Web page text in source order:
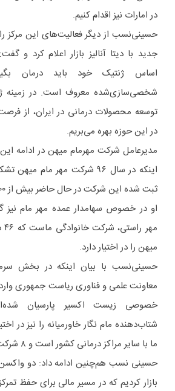
در امارات نیز اقدام کنیم.
حسینی‌نسب از دیگر فعالیت‌های این مرکز
جدید با دیتا آنالیز بازار اعلام کرد و
اساس ژنتیک خود باید درمان
شخصی‌سازی‌شده معروف است. در زمینه
توسعه محصولات درمانی در ایران، از
در این حوزه بهره می‌بریم.
مدیرعامل شرکت مهرمام میهن در ادامه
اینکه در سال ۹۶ شرکت مهر مام
ثبت شده این شرکت در حال حاضر بیش از ۳۰۰ میلیارد تومان است.
او در خصوص سهامدار عمده مهر مام
میهن را در اختیار دارد.
حسینی‌نسب با بیان اینکه در بخش
معاونت علمی و فناوری ریاست جمهوری
خصوصی زیست اکسیر پارسیان
شتاب‌دهنده مام نگار خاورمیانه را نیز در
ما با سایر مراکز درمانی کشور است و ۸ شرکت موفق داریم.
حسینی نسب هم‌چنین ادامه داد: دو واکسن
بازار کردیم که در مسیر مالی برای حفظ